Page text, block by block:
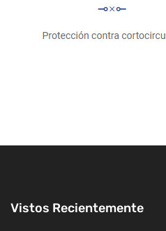
Vistos Recientemente